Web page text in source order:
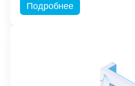
Подробнее